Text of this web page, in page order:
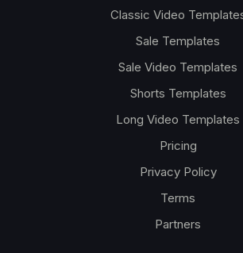
Classic Video
Sale Templates
Sale Video Templates
Shorts Templates
Long Video Templates
Pricing
Privacy Policy
Terms
Partners